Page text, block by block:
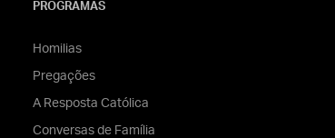
PROGRAMAS
Homilias
Pregações
A Resposta Católica
Conversas de Família